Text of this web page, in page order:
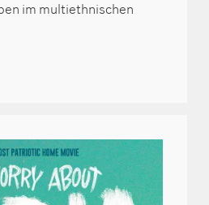
im multiethnischen